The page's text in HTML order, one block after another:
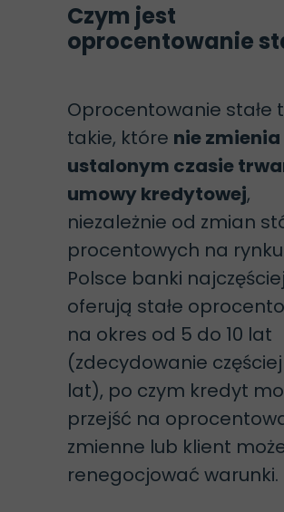
Czym jest
oprocentowanie
Oprocentowanie stałe
takie, które nie zmienia
ustalonym czasie
umowy kredytowej,
niezależnie od zmian
procentowych na
Polsce banki najczęściej
oferują stałe
na okres od 5 do 10 lat
(zdecydowanie
lat), po czym kredyt
przejść na
zmienne lub klient
renegocjować warunki.